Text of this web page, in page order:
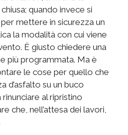
quando invece si
mettere in sicurezza un
la modalità con cui viene
È giusto chiedere una
più programmata. Ma è
le cose per quello che
d’asfalto su un buco
al ripristino
che, nell’attesa dei lavori,